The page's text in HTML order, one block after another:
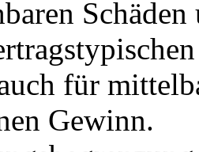
für
Gewinn.